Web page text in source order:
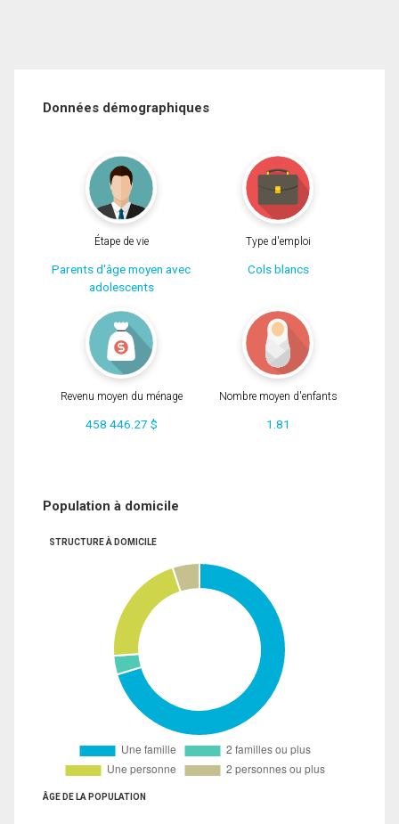
Données démographiques
Étape de vie
Parents d'âge moyen avec
adolescents
Type d'emploi
Cols blancs
Revenu moyen du ménage
458 446.27 $
Nombre moyen d'enfants
1.81
Population à domicile
STRUCTURE À DOMICILE
ÂGE DE LA POPULATION